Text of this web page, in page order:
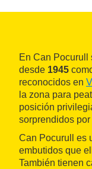
En Can Pocurull
desde 1945
reconocidos en
la zona para
posición
sorprendidos
Can Pocurull es
embutidos que
También tienen